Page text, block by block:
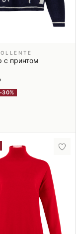
с принтом